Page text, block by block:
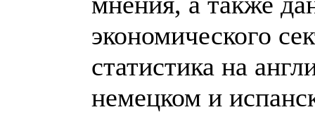
экономического
статистика на
немецком и